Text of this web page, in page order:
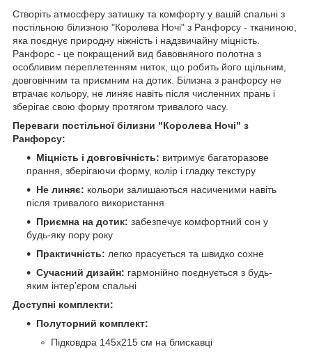
Створіть атмосферу затишку та комфорту у вашій спальні з
постільною білизною "Королева Ночі" з Ранфорсу - тканиною,
яка поєднує природну ніжність і надзвичайну міцність.
Ранфорс - це покращений вид бавовняного полотна з
особливим переплетенням ниток, що робить його щільним,
довговічним та приємним на дотик. Білизна з ранфорсу не
втрачає кольору, не линяє навіть після численних прань і
зберігає свою форму протягом тривалого часу.
Переваги постільної білизни "Королева Ночі" з
Ранфорсу:
Міцність і довговічність: витримує багаторазове
прання, зберігаючи форму, колір і гладку текстуру
Не линяє: кольори залишаються насиченими навіть
після тривалого використання
Приємна на дотик: забезпечує комфортний сон у
будь-яку пору року
Практичність: легко прасується та швидко сохне
Сучасний дизайн: гармонійно поєднується з будь-
яким інтер’єром спальні
Доступні комплекти:
Полуторний комплект:
Підковдра 145х215 см на блискавці